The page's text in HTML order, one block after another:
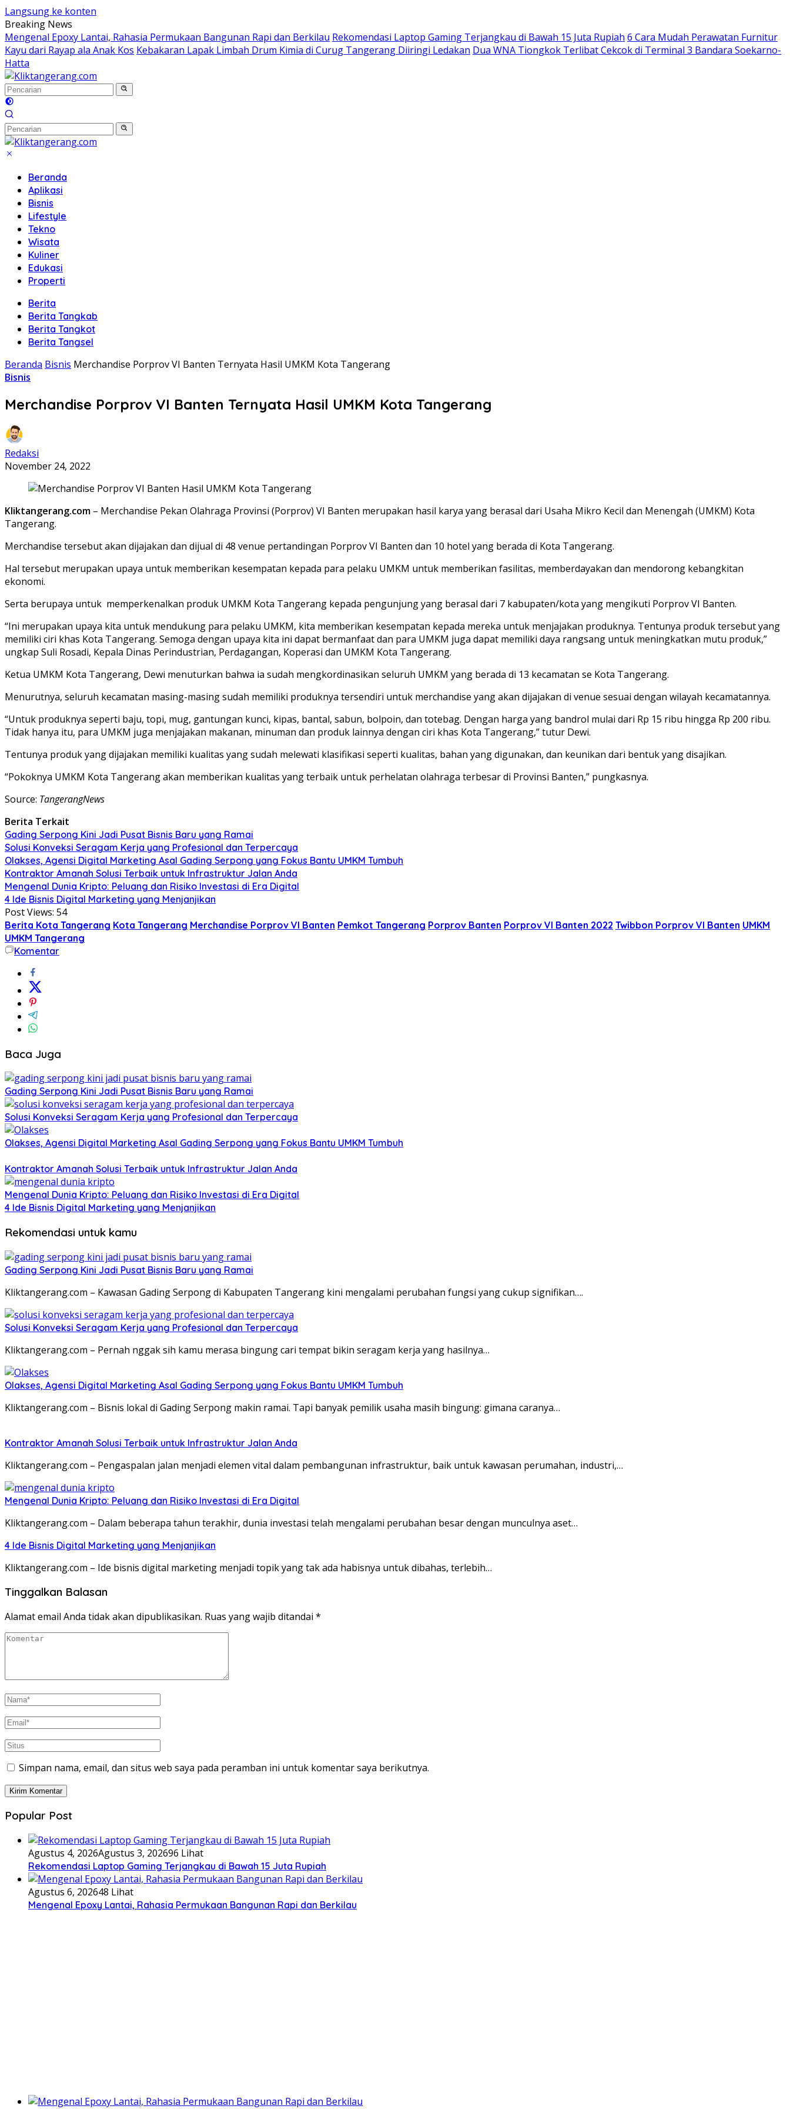
Langsung ke konten
Breaking News
Mengenal Epoxy Lantai, Rahasia Permukaan Bangunan Rapi dan Berkilau Rekomendasi Laptop Gaming Terjangkau di Bawah 15 Juta Rupiah 6 Cara Mudah Perawatan Furnitur
Kayu dari Rayap ala Anak Kos Kebakaran Lapak Limbah Drum Kimia di Curug Tangerang Diiringi Ledakan Dua WNA Tiongkok Terlibat Cekcok di Terminal 3 Bandara Soekarno-
Hatta
Beranda
Aplikasi
Bisnis
Lifestyle
Tekno
Wisata
Kuliner
Edukasi
Properti
Berita
Berita Tangkab
Berita Tangkot
Berita Tangsel
Beranda Bisnis Merchandise Porprov VI Banten Ternyata Hasil UMKM Kota Tangerang
Bisnis
Merchandise Porprov VI Banten Ternyata Hasil UMKM Kota Tangerang
Redaksi
November 24, 2022
Kliktangerang.com – Merchandise Pekan Olahraga Provinsi (Porprov) VI Banten merupakan hasil karya yang berasal dari Usaha Mikro Kecil dan Menengah (UMKM) Kota
Tangerang.
Merchandise tersebut akan dijajakan dan dijual di 48 venue pertandingan Porprov VI Banten dan 10 hotel yang berada di Kota Tangerang.
Hal tersebut merupakan upaya untuk memberikan kesempatan kepada para pelaku UMKM untuk memberikan fasilitas, memberdayakan dan mendorong kebangkitan
ekonomi.
Serta berupaya untuk memperkenalkan produk UMKM Kota Tangerang kepada pengunjung yang berasal dari 7 kabupaten/kota yang mengikuti Porprov VI Banten.
“Ini merupakan upaya kita untuk mendukung para pelaku UMKM, kita memberikan kesempatan kepada mereka untuk menjajakan produknya. Tentunya produk tersebut yang
memiliki ciri khas Kota Tangerang. Semoga dengan upaya kita ini dapat bermanfaat dan para UMKM juga dapat memiliki daya rangsang untuk meningkatkan mutu produk,”
ungkap Suli Rosadi, Kepala Dinas Perindustrian, Perdagangan, Koperasi dan UMKM Kota Tangerang.
Ketua UMKM Kota Tangerang, Dewi menuturkan bahwa ia sudah mengkordinasikan seluruh UMKM yang berada di 13 kecamatan se Kota Tangerang.
Menurutnya, seluruh kecamatan masing-masing sudah memiliki produknya tersendiri untuk merchandise yang akan dijajakan di venue sesuai dengan wilayah kecamatannya.
“Untuk produknya seperti baju, topi, mug, gantungan kunci, kipas, bantal, sabun, bolpoin, dan totebag. Dengan harga yang bandrol mulai dari Rp 15 ribu hingga Rp 200 ribu.
Tidak hanya itu, para UMKM juga menjajakan makanan, minuman dan produk lainnya dengan ciri khas Kota Tangerang,” tutur Dewi.
Tentunya produk yang dijajakan memiliki kualitas yang sudah melewati klasifikasi seperti kualitas, bahan yang digunakan, dan keunikan dari bentuk yang disajikan.
“Pokoknya UMKM Kota Tangerang akan memberikan kualitas yang terbaik untuk perhelatan olahraga terbesar di Provinsi Banten,” pungkasnya.
Source: TangerangNews
Berita Terkait
Gading Serpong Kini Jadi Pusat Bisnis Baru yang Ramai
Solusi Konveksi Seragam Kerja yang Profesional dan Terpercaya
Olakses, Agensi Digital Marketing Asal Gading Serpong yang Fokus Bantu UMKM Tumbuh
Kontraktor Amanah Solusi Terbaik untuk Infrastruktur Jalan Anda
Mengenal Dunia Kripto: Peluang dan Risiko Investasi di Era Digital
4 Ide Bisnis Digital Marketing yang Menjanjikan
Post Views: 54
Berita Kota Tangerang Kota Tangerang Merchandise Porprov VI Banten Pemkot Tangerang Porprov Banten Porprov VI Banten 2022 Twibbon Porprov VI Banten UMKM
UMKM Tangerang
Komentar
Baca Juga
Gading Serpong Kini Jadi Pusat Bisnis Baru yang Ramai
Solusi Konveksi Seragam Kerja yang Profesional dan Terpercaya
Olakses, Agensi Digital Marketing Asal Gading Serpong yang Fokus Bantu UMKM Tumbuh
Kontraktor Amanah Solusi Terbaik untuk Infrastruktur Jalan Anda
Mengenal Dunia Kripto: Peluang dan Risiko Investasi di Era Digital
4 Ide Bisnis Digital Marketing yang Menjanjikan
Rekomendasi untuk kamu
Gading Serpong Kini Jadi Pusat Bisnis Baru yang Ramai
Kliktangerang.com – Kawasan Gading Serpong di Kabupaten Tangerang kini mengalami perubahan fungsi yang cukup signifikan….
Solusi Konveksi Seragam Kerja yang Profesional dan Terpercaya
Kliktangerang.com – Pernah nggak sih kamu merasa bingung cari tempat bikin seragam kerja yang hasilnya…
Olakses, Agensi Digital Marketing Asal Gading Serpong yang Fokus Bantu UMKM Tumbuh
Kliktangerang.com – Bisnis lokal di Gading Serpong makin ramai. Tapi banyak pemilik usaha masih bingung: gimana caranya…
Kontraktor Amanah Solusi Terbaik untuk Infrastruktur Jalan Anda
Kliktangerang.com – Pengaspalan jalan menjadi elemen vital dalam pembangunan infrastruktur, baik untuk kawasan perumahan, industri,…
Mengenal Dunia Kripto: Peluang dan Risiko Investasi di Era Digital
Kliktangerang.com – Dalam beberapa tahun terakhir, dunia investasi telah mengalami perubahan besar dengan munculnya aset…
4 Ide Bisnis Digital Marketing yang Menjanjikan
Kliktangerang.com – Ide bisnis digital marketing menjadi topik yang tak ada habisnya untuk dibahas, terlebih…
Tinggalkan Balasan
Alamat email Anda tidak akan dipublikasikan. Ruas yang wajib ditandai *
Simpan nama, email, dan situs web saya pada peramban ini untuk komentar saya berikutnya.
Popular Post
Agustus 4, 2026Agustus 3, 202696 Lihat
Rekomendasi Laptop Gaming Terjangkau di Bawah 15 Juta Rupiah
Agustus 6, 202648 Lihat
Mengenal Epoxy Lantai, Rahasia Permukaan Bangunan Rapi dan Berkilau